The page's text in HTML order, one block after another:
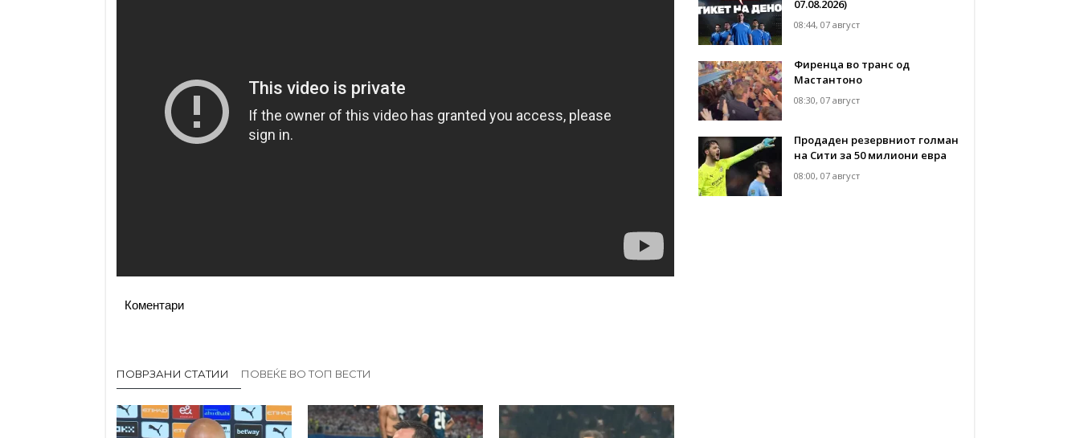
Коментари
ПОВРЗАНИ СТАТИИ ПОВЕЌЕ ВО ТОП ВЕСТИ
07.08.2026)
08:44, 07 август
Фиренца во транс од
Мастантоно
08:30, 07 август
Продаден резервниот голман
на Сити за 50 милиони евра
08:00, 07 август